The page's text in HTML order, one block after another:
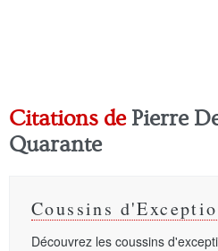
Citations de Pierre
Quarante
Coussins
Découvrez les coussins